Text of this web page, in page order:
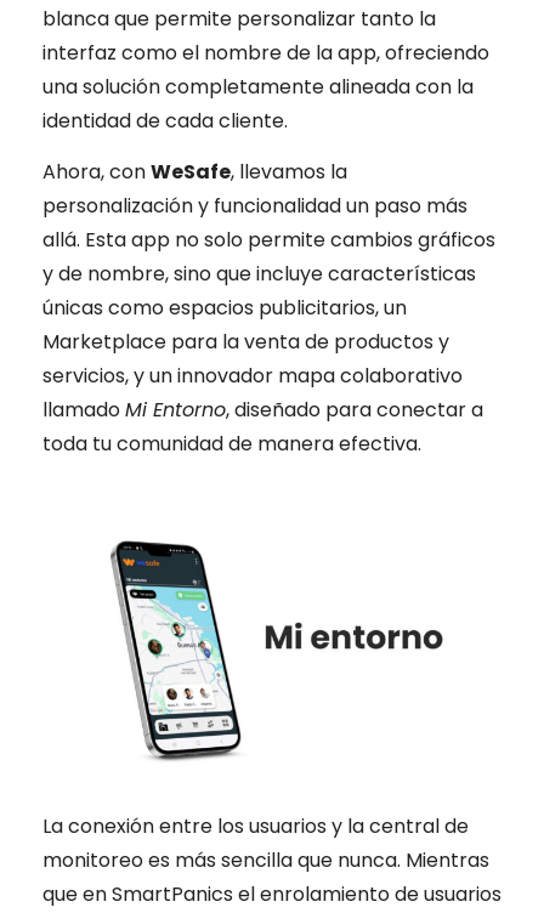
blanca que permite personalizar tanto la
interfaz como el nombre de la app, ofreciendo
una solución completamente alineada con la
identidad de cada cliente.
Ahora, conWeSafe, llevamos la
personalización y funcionalidad un paso más
allá. Esta app no solo permite cambios gráficos
y de nombre, sino que incluye características
únicas como espacios publicitarios, un
Marketplace para la venta de productos y
servicios, y un innovador mapa colaborativo
llamadoMi Entorno, diseñado para conectar a
toda tu comunidad de manera efectiva.
La conexión entre los usuarios y la central de
monitoreo es más sencilla que nunca. Mientras
que en SmartPanics el enrolamiento de usuarios